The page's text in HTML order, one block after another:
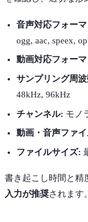
音声対応フォー
ogg, aac, speex,
動画対応フォー
サンプリング周
48kHz, 96kHz
チャンネル: モノ
動画・音声ファ
ファイルサイズ:
書き起こし時間と精
入力が推奨されます。